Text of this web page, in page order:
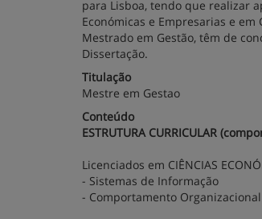
para Lisboa, tendo que realizar
Económicas e Empresarias e
Mestrado em Gestão, têm de
Dissertação.
Titulação
Mestre em Gestao
Conteúdo
ESTRUTURA CURRICULAR
Licenciados em CIÊNCIAS
- Sistemas de Informação
- Comportamento Organizacional